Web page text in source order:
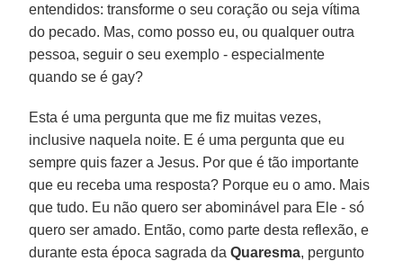
entendidos: transforme o seu coração ou seja vítima
do pecado. Mas, como posso eu, ou qualquer outra
pessoa, seguir o seu exemplo - especialmente
quando se é gay?
Esta é uma pergunta que me fiz muitas vezes,
inclusive naquela noite. E é uma pergunta que eu
sempre quis fazer a Jesus. Por que é tão importante
que eu receba uma resposta? Porque eu o amo. Mais
que tudo. Eu não quero ser abominável para Ele - só
quero ser amado. Então, como parte desta reflexão, e
durante esta época sagrada daQuaresma, pergunto